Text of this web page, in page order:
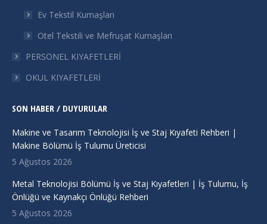
Ev Tekstil Kumaşları
Otel Tekstili ve Mefruşat Kumaşları
PERSONEL KIYAFETLERİ
OKUL KIYAFETLERİ
SON HABER / DUYURULAR
Makine ve Tasarım Teknolojisi İş ve Staj Kıyafeti Rehberi |
Makine Bölümü İş Tulumu Üreticisi
5 Ağustos 2026
Metal Teknolojisi Bölümü İş ve Staj Kıyafetleri | İş Tulumu, İş
Önlüğü ve Kaynakçı Önlüğü Rehberi
5 Ağustos 2026